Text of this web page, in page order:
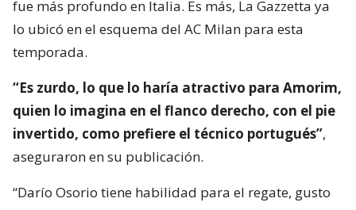
fue más profundo en Italia. Es más, La Gazzetta ya
lo ubicó en el esquema del AC Milan para esta
temporada.
“Es zurdo, lo que lo haría atractivo para Amorim,
quien lo imagina en el flanco derecho, con el pie
invertido, como prefiere el técnico portugués”,
aseguraron en su publicación.
“Darío Osorio tiene habilidad para el regate, gusto